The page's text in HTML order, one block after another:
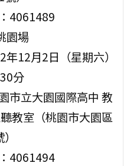
4061489
園場
年12月2日（星期六）
分
市立大園國際高中 教
教室（桃園市大園區
4061494